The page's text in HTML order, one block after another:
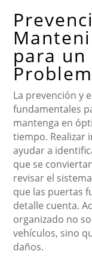
para un
La prevención y
fundamentales
mantenga en
tiempo. Realizar
ayudar a
que se
revisar el
que las puertas
detalle cuenta.
organizado no
vehículos, sino
daños.